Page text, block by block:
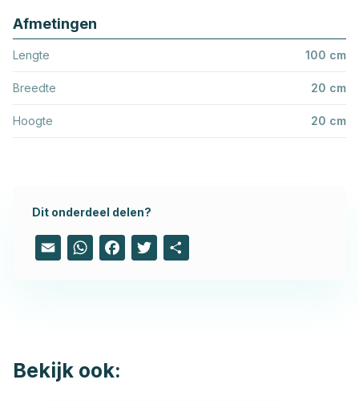
Afmetingen
Lengte 100 cm
Breedte 20 cm
Hoogte 20 cm
Dit onderdeel delen?
Email WhatsAppFacebook
Twitter
Bekijk ook: